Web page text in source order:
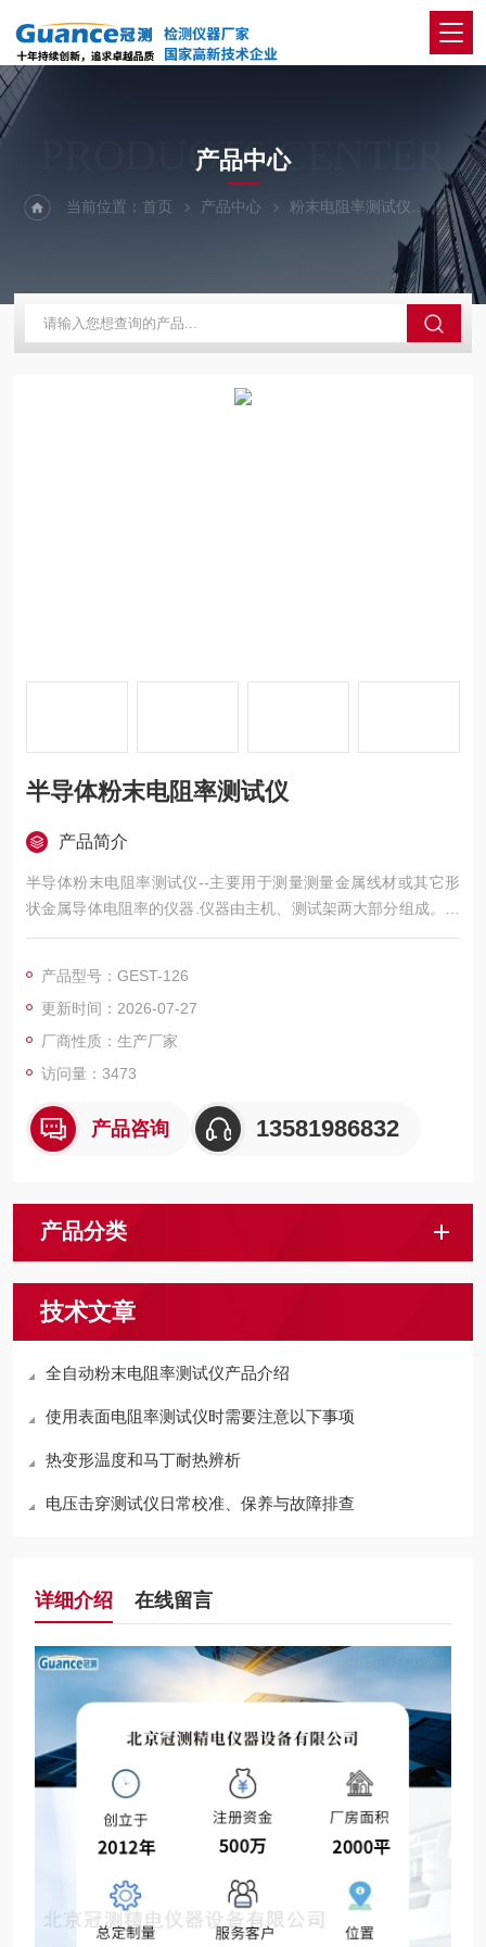
PRODUCTS CENTER
产品中心
当前位置：首页 产品中心 粉末电阻率测试仪 全自
半导体粉末电阻率测试仪
产品简介
半导体粉末电阻率测试仪--主要用于测量测量金属线材或其它形
状金属导体电阻率的仪器.仪器由主机、测试架两大部分组成。主
机包括高灵敏的直流数字电压表和高稳定的直流恒流源测量试验
可对测试结果进行打印。
产品型号：GEST-126
更新时间：2026-07-27
厂商性质：生产厂家
访问量：3473
产品咨询 13581986832
产品分类
技术文章
全自动粉末电阻率测试仪产品介绍
使用表面电阻率测试仪时需要注意以下事项
热变形温度和马丁耐热辨析
电压击穿测试仪日常校准、保养与故障排查
详细介绍 在线留言